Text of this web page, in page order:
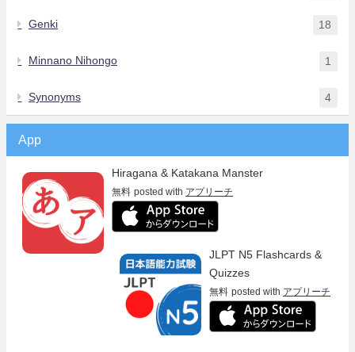
Genki 18
Minnano Nihongo 1
Synonyms 4
App
Hiragana & Katakana Manster
無料 posted with アプリーチ
JLPT N5 Flashcards &
Quizzes
無料 posted with アプリーチ